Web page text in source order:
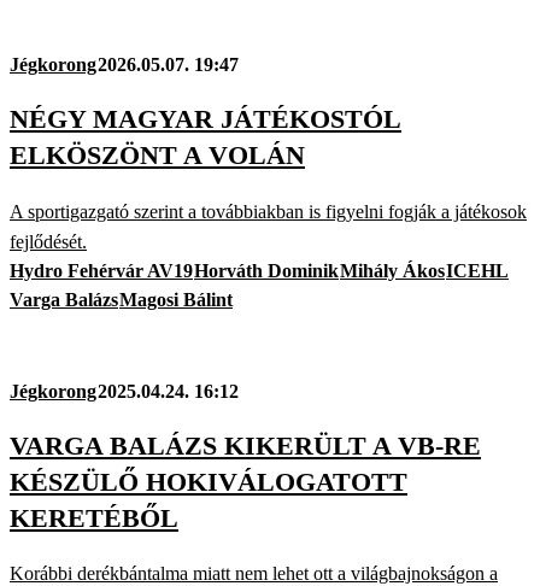
Jégkorong2026.05.07. 19:47
NÉGY MAGYAR JÁTÉKOSTÓL
ELKÖSZÖNT A VOLÁN
A sportigazgató szerint a továbbiakban is figyelni fogják a játékosok
fejlődését.
Hydro Fehérvár AV19Horváth DominikMihály ÁkosICEHL
Varga BalázsMagosi Bálint
Jégkorong2025.04.24. 16:12
VARGA BALÁZS KIKERÜLT A VB-RE
KÉSZÜLŐ HOKIVÁLOGATOTT
KERETÉBŐL
Korábbi derékbántalma miatt nem lehet ott a világbajnokságon a